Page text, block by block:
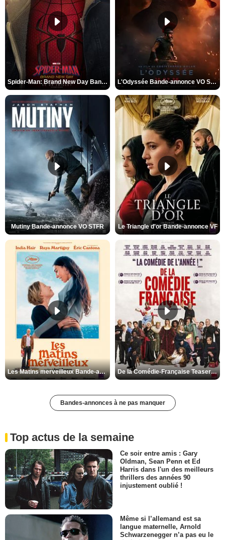
Spider-Man: Brand New Day Bande-annonce VO STFR L'Odyssée Bande-annonce VO STFR
Mutiny Bande-annonce VO STFR Le Triangle d'or Bande-annonce VF
Les Matins merveilleux Bande-annonce VF De la Comédie-Française Teaser VF
Bandes-annonces à ne pas manquer
Top actus de la semaine
Ce soir entre amis : Gary
Oldman, Sean Penn et Ed
Harris dans l'un des meilleurs
thrillers des années 90
injustement oublié !
Même si l’allemand est sa
langue maternelle, Arnold
Schwarzenegger n’a pas eu le